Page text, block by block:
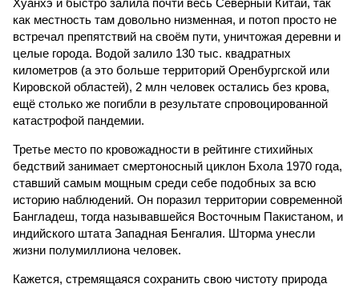
Хуанхэ и быстро залила почти весь Северный Китай, так
как местность там довольно низменная, и потоп просто не
встречал препятствий на своём пути, уничтожая деревни и
целые города. Водой залило 130 тыс. квадратных
километров (а это больше территорий Оренбургской или
Кировской областей), 2 млн человек остались без крова,
ещё столько же погибли в результате спровоцированной
катастрофой пандемии.
Третье место по кровожадности в рейтинге стихийных
бедствий занимает смертоносный циклон Бхола 1970 года,
ставший самым мощным среди себе подобных за всю
историю наблюдений. Он поразил территории современной
Бангладеш, тогда называвшейся Восточным Пакистаном, и
индийского штата Западная Бенгалия. Шторма унесли
жизни полумиллиона человек.
Кажется, стремящаяся сохранить свою чистоту природа